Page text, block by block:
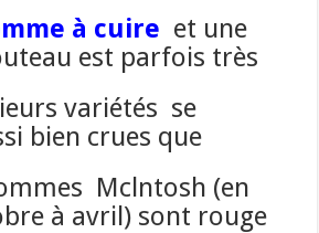
à cuire et une
est parfois très
variétés se
bien crues que
Mclntosh (en
à avril) sont rouge